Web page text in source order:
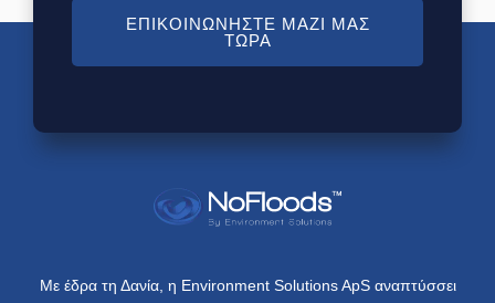
ΕΠΙΚΟΙΝΩΝΉΣΤΕ ΜΑΖΊ ΜΑΣ
ΤΏΡΑ
Με έδρα τη Δανία, η Environment Solutions ApS αναπτύσσει